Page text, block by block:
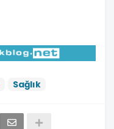
Sağlık